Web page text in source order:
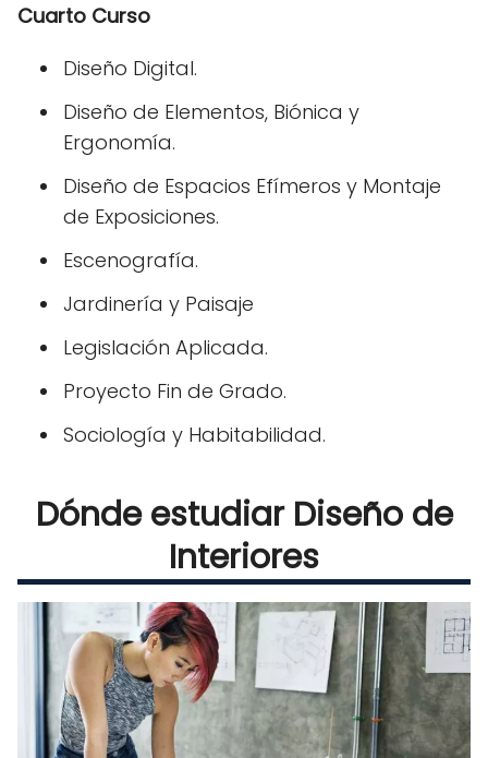
Cuarto Curso
Diseño Digital.
Diseño de Elementos, Biónica y
Ergonomía.
Diseño de Espacios Efímeros y Montaje
de Exposiciones.
Escenografía.
Jardinería y Paisaje
Legislación Aplicada.
Proyecto Fin de Grado.
Sociología y Habitabilidad.
Dónde estudiar Diseño de
Interiores